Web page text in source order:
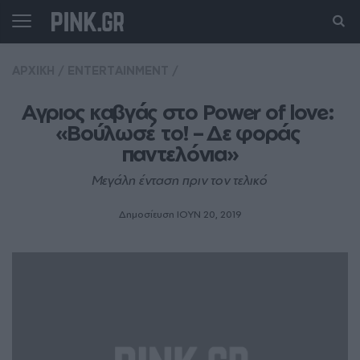
Αγριος καβγάς στο Power of love:
«Βούλωσέ το! – Δε φοράς
παντελόνια»
Μεγάλη ένταση πριν τον τελικό
Δημοσίευση ΙΟΥΝ 20, 2019